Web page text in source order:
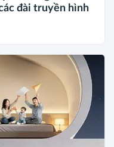
đài truyền hình